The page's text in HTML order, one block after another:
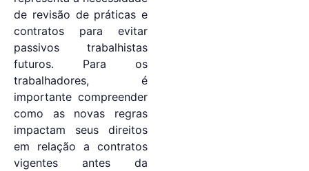
de revisão de práticas e
contratos para evitar
passivos trabalhistas
futuros. Para os
trabalhadores, é
importante compreender
como as novas regras
impactam seus direitos
em relação a contratos
vigentes antes da